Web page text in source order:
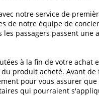
notre service de
de notre équipe de
passagers passent une
à la fin de votre achat
produit acheté. Avant de
pour vous assurer que
qui pourraient